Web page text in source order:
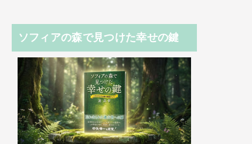
ソフィアの森で見つけた幸せの鍵